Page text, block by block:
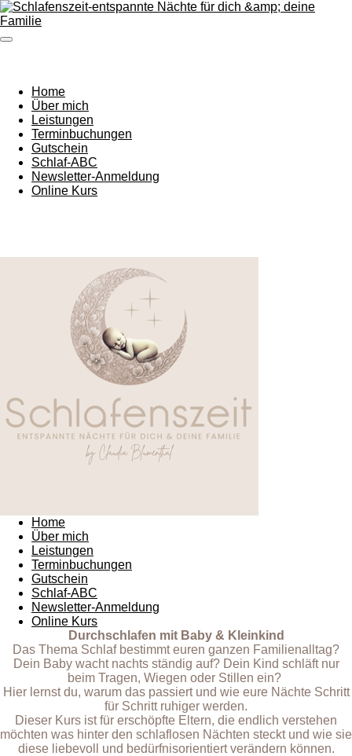
Zum
Hauptinhalt
springen
Home
Über mich
Leistungen
Terminbuchungen
Gutschein
Schlaf-ABC
Newsletter-Anmeldung
Online Kurs
Home
Über mich
Leistungen
Terminbuchungen
Gutschein
Schlaf-ABC
Newsletter-Anmeldung
Online Kurs
Durchschlafen mit Baby & Kleinkind
Das Thema Schlaf bestimmt euren ganzen Familienalltag?
Dein Baby wacht nachts ständig auf? Dein Kind schläft nur
beim Tragen, Wiegen oder Stillen ein?
Hier lernst du, warum das passiert und wie eure Nächte Schritt
für Schritt ruhiger werden.
Dieser Kurs ist für erschöpfte Eltern, die endlich verstehen
möchten was hinter den schlaflosen Nächten steckt und wie sie
diese liebevoll und bedürfnisorientiert verändern können.